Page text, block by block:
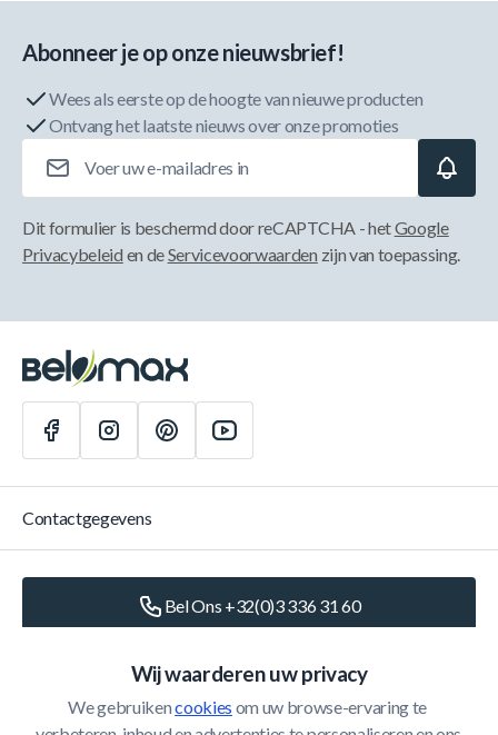
Wij waarderen uw privacy
We gebruiken cookies om uw browse-ervaring te
Abonneer je op onze nieuwsbrief!
Wees als eerste op de hoogte van nieuwe producten
Ontvang het laatste nieuws over onze promoties
Dit formulier is beschermd door reCAPTCHA - hetGoogle
Privacybeleid en deServicevoorwaarden zijn van toepassing.
Contactgegevens
Bel Ons +32(0)3 336 31 60
Schrijf Ons info@belomax.com
Routebeschrijving naar de Belomax